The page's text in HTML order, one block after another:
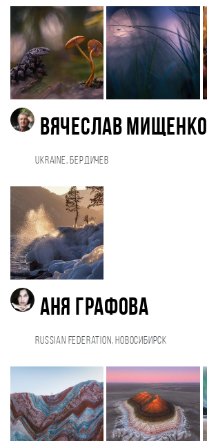
Вячеслав Мищенко
Ukraine, Бердичев
Аня Графова
Russian Federation, Новосибирск